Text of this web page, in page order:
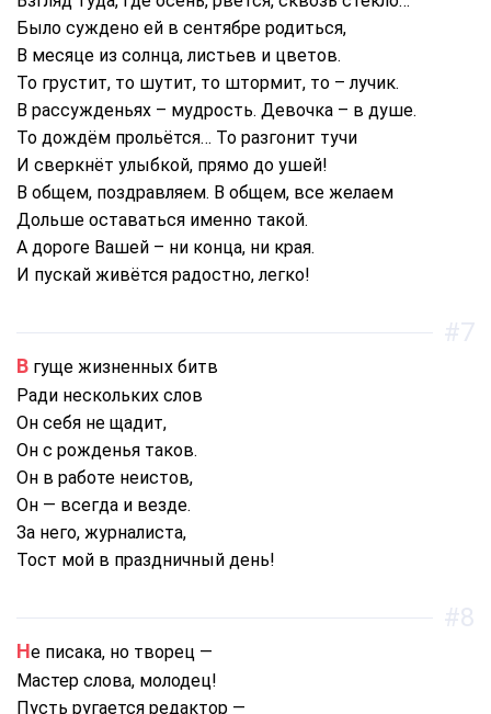
Было суждено ей в сентябре родиться,
В месяце из солнца, листьев и цветов.
То грустит, то шутит, то штормит, то – лучик.
В рассужденьях – мудрость. Девочка – в душе.
То дождём прольётся… То разгонит тучи
И сверкнёт улыбкой, прямо до ушей!
В общем, поздравляем. В общем, все желаем
Дольше оставаться именно такой.
А дороге Вашей – ни конца, ни края.
И пускай живётся радостно, легко!
В гуще жизненных битв
Ради нескольких слов
Он себя не щадит,
Он с рожденья таков.
Он в работе неистов,
Он — всегда и везде.
За него, журналиста,
Тост мой в праздничный день!
#7
Не писака, но творец —
Мастер слова, молодец!
Пусть ругается редактор —
#8